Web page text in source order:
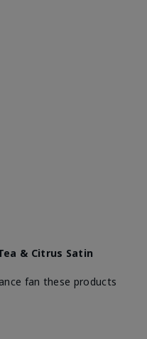
& Citrus Satin
fan these products